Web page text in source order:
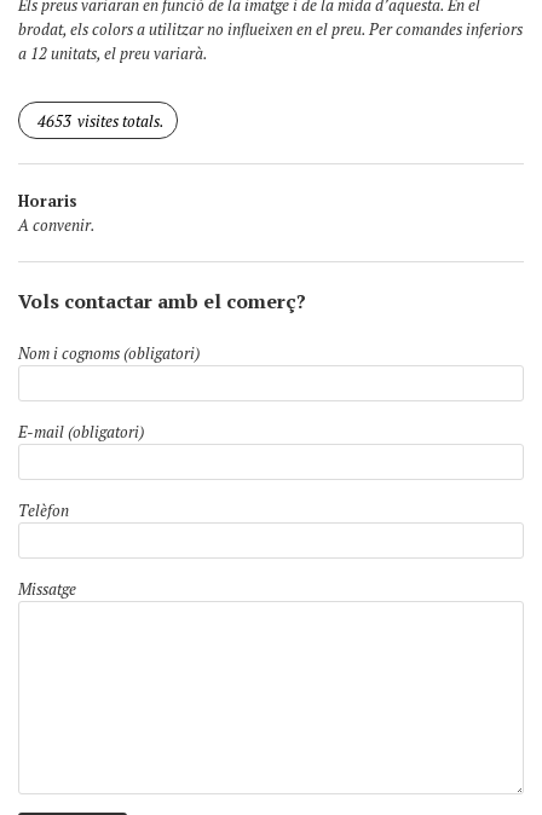
Els preus variaran en funció de la imatge i de la mida d’aquesta. En el
brodat, els colors a utilitzar no influeixen en el preu. Per comandes inferiors
a 12 unitats, el preu variarà.
4653 visites totals.
Horaris
A convenir.
Vols contactar amb el comerç?
Nom i cognoms (obligatori)
E-mail (obligatori)
Telèfon
Missatge